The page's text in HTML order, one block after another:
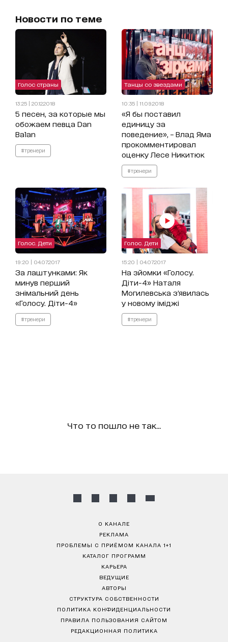
Новости по теме
Голос страны
13:25 | 20.12.2018
5 песен, за которые мы
обожаем певца Dan
Balan
#тренери
Танцы со звездами
10:35 | 11.09.2018
«Я бы поставил
единицу за
поведение», – Влад Яма
прокомментировал
оценку Лесе Никитюк
#тренери
Голос. Дети
19:20 | 04.07.2017
За лаштунками: Як
минув перший
знімальний день
«Голосу. Діти-4»
#тренери
Голос. Дети
15:20 | 04.07.2017
На зйомки «Голосу.
Діти-4» Наталя
Могилевська з’явилась
у новому іміджі
#тренери
Что то пошло не так...
О КАНАЛЕ
РЕКЛАМА
ПРОБЛЕМЫ С ПРИЁМОМ КАНАЛА 1+1
КАТАЛОГ ПРОГРАММ
КАРЬЕРА
ВЕДУЩИЕ
АВТОРЫ
СТРУКТУРА СОБСТВЕННОСТИ
ПОЛИТИКА КОНФИДЕНЦИАЛЬНОСТИ
ПРАВИЛА ПОЛЬЗОВАНИЯ САЙТОМ
РЕДАКЦИОННАЯ ПОЛИТИКА